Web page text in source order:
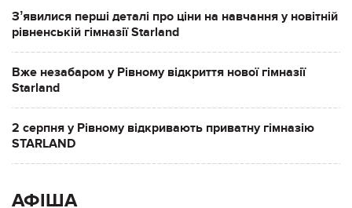
Зʼявилися перші деталі про ціни на навчання у новітній
рівненській гімназії Starland
Вже незабаром у Рівному відкриття нової гімназії
Starland
2 серпня у Рівному відкривають приватну гімназію
STARLAND
АФІША